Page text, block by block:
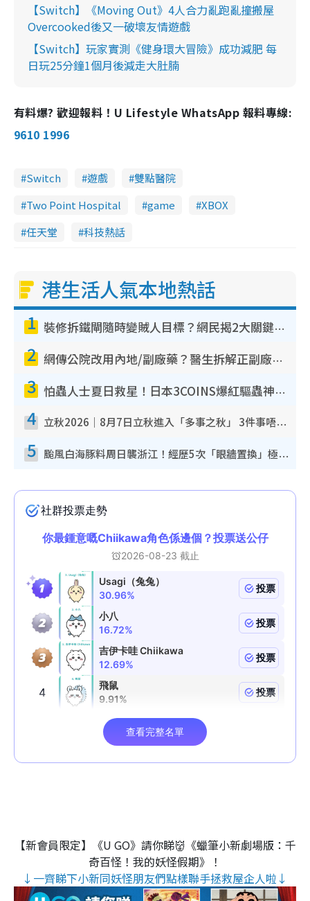
【Switch】《Moving Out》4人合力亂跑亂撞搬屋
Overcooked後又一破壞友情遊戲
【Switch】玩家實測《健身環大冒險》成功減肥 每
日玩25分鐘1個月後減走大肚腩
有料爆? 歡迎報料！U Lifestyle WhatsApp 報料專線:
9610 1996
Switch 遊戲
雙點醫院
Two Point Hospital
game
XBOX
任天堂
科技熱話
港生活人氣本地熱話
1 裝修拆鐵閘隨時變賊人目標？網民揭2大關鍵用途：裝新式等於白裝？附新舊鐵閘分別
2 網傳公院改用內地/副廠藥？醫生拆解正副廠分別 揭4類人換藥隨時出事
3 怕蟲人士夏日救星！日本3COINS爆紅驅蟲神器$45起 1招「全程免觸碰」輕鬆搞定小強
4 立秋2026｜8月7日立秋進入「多事之秋」 3件事唔做得！專家教6招開運 清枱頭／銀包納氣接好運
5 颱風白海豚料周日襲浙江！經歷5次「眼牆置換」極罕見 成登陸內地最長途颱風
【新會員限定】《U GO》請你睇👹《蠟筆小新劇場版：千
奇百怪！我的妖怪假期》！
↓一齊睇下小新同妖怪朋友們點樣聯手拯救屋企人啦↓